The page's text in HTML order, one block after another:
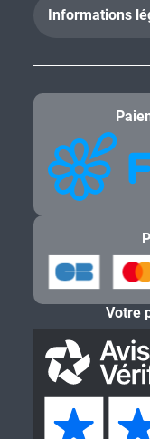
Informations
Votre